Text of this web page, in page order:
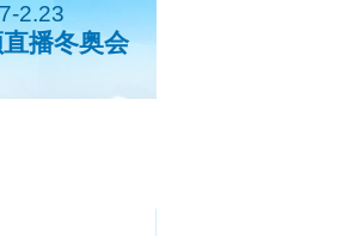
2.23
播冬奥会